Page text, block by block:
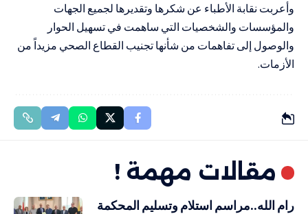
وأعربت نقابة الأطباء عن شكرها وتقديرها لجميع الجهات
والمؤسسات والشخصيات التي ساهمت في تسهيل الحوار
والوصول إلى تفاهمات من شأنها تجنيب القطاع الصحي مزيداً من
الأزمات.
مقالات مهمة !
رام الله..مراسم استلام وتسليم المحكمة